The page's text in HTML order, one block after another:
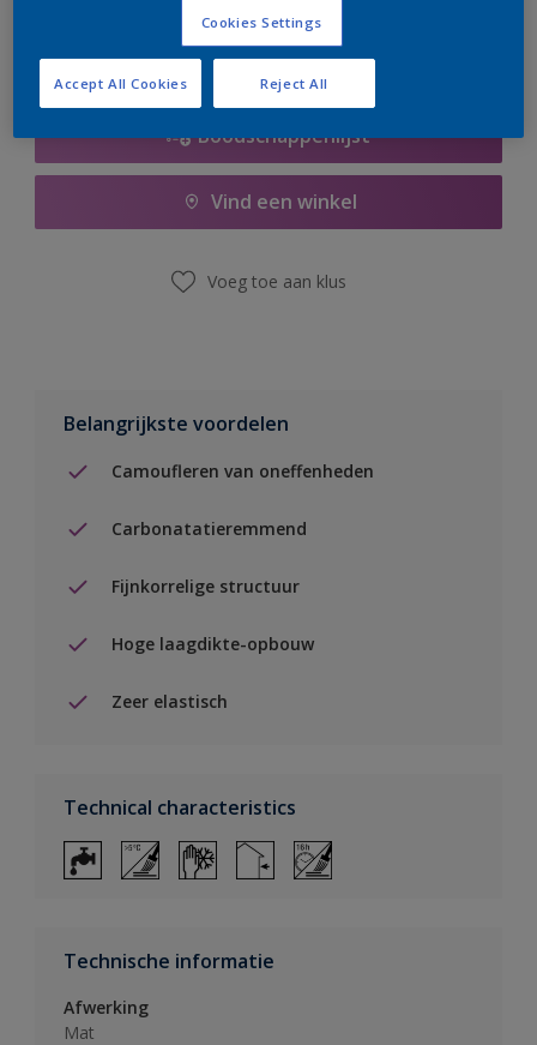
Boodschappenlijst
Vind een winkel
Voeg toe aan klus
Belangrijkste voordelen
Camoufleren van oneffenheden
Carbonatatieremmend
Fijnkorrelige structuur
Hoge laagdikte-opbouw
Zeer elastisch
Technical characteristics
Technische informatie
Afwerking
Mat
Cookies Settings
Reject All
Accept All Cookies